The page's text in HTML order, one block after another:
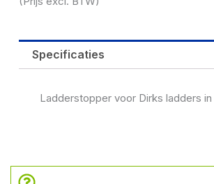
Specificaties
Ladderstopper voor Dirks ladders in